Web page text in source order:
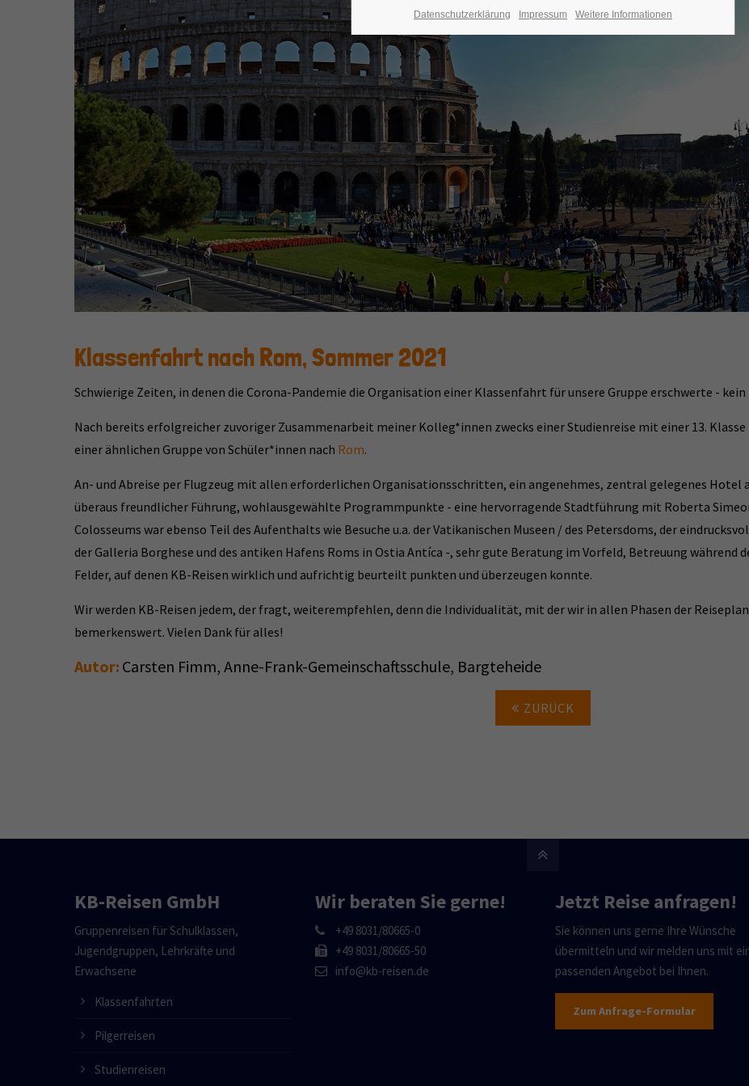
Klassenfahrt nach Rom, Sommer 2021
Schwierige Zeiten, in denen die Corona-Pandemie die Organisation einer Klassenfahrt für unsere Gruppe erschwerte -
Nach bereits erfolgreicher zuvoriger Zusammenarbeit meiner Kolleg*innen zwecks einer Studienreise mit einer 13.
einer ähnlichen Gruppe von Schüler*innen nach Rom.
An- und Abreise per Flugzeug mit allen erforderlichen Organisationsschritten, ein angenehmes, zentral gelegenes
überaus freundlicher Führung, wohlausgewählte Programmpunkte - eine hervorragende Stadtführung mit Roberta
Colosseums war ebenso Teil des Aufenthalts wie Besuche u.a. der Vatikanischen Museen / des Petersdoms, der
der Galleria Borghese und des antiken Hafens Roms in Ostia Antíca -, sehr gute Beratung im Vorfeld, Betreuung während
Felder, auf denen KB-Reisen wirklich und aufrichtig beurteilt punkten und überzeugen konnte.
Wir werden KB-Reisen jedem, der fragt, weiterempfehlen, denn die Individualität, mit der wir in allen Phasen der
bemerkenswert. Vielen Dank für alles!
Autor: Carsten Fimm, Anne-Frank-Gemeinschaftsschule, Bargteheide
ZURÜCK
KB-Reisen GmbH
Gruppenreisen für Schulklassen,
Jugendgruppen, Lehrkräfte und
Erwachsene
Klassenfahrten
Pilgerreisen
Studienreisen
Wir beraten Sie gerne!
+49 8031/80665-0
+49 8031/80665-50
info@kb-reisen.de
Jetzt Reise anfragen!
Sie können uns gerne Ihre Wünsche
übermitteln und wir melden uns mit
passenden Angebot bei Ihnen.
Zum Anfrage-Formular
Datenschutzerklärung Impressum Weitere Informationen